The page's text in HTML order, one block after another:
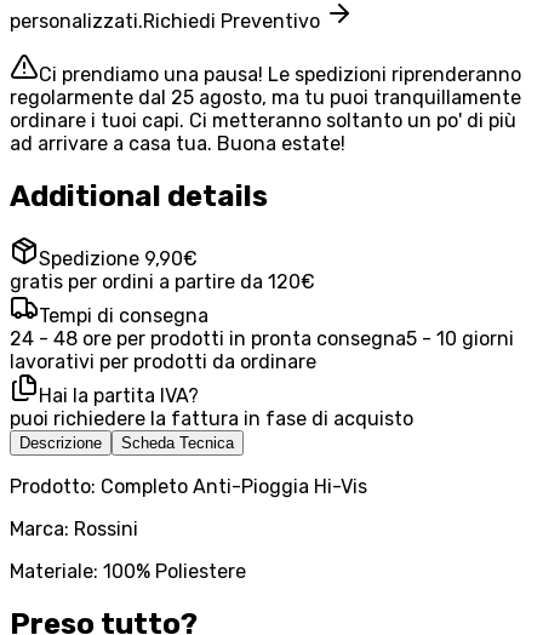
personalizzati.Richiedi Preventivo
Ci prendiamo una pausa! Le spedizioni riprenderanno
regolarmente dal 25 agosto, ma tu puoi tranquillamente
ordinare i tuoi capi. Ci metteranno soltanto un po' di più
ad arrivare a casa tua. Buona estate!
Additional details
Spedizione 9,90€
gratis per ordini a partire da 120€
Tempi di consegna
24 - 48 ore per prodotti in pronta consegna5 - 10 giorni
lavorativi per prodotti da ordinare
Hai la partita IVA?
puoi richiedere la fattura in fase di acquisto
Descrizione Scheda Tecnica
Prodotto: Completo Anti-Pioggia Hi-Vis
Marca: Rossini
Materiale: 100% Poliestere
Preso tutto?